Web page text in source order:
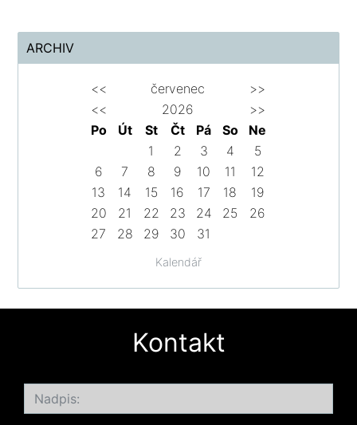
ARCHIV
Kalendář
<< červenec
>>
<<
2026
>>
Po
Út St Čt Pá So
Ne
1
2 3 4
5
6
7 8 9 10 11
12
13
14 15 16 17 18
19
20
21 22 23 24 25
26
27
28 29 30 31
Kontakt